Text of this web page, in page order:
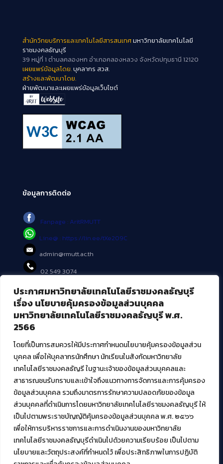
ประกาศมหาวิทยาลัยเทคโนโลยีราชมงคลธัญบุรี
เรื่อง นโยบายคุ้มครองข้อมูลส่วนบุคคล
มหาวิทยาลัยเทคโนโลยีราชมงคลธัญบุรี พ.ศ.
2566
โดยที่เป็นการสมควรให้มีประกาศกำหนดนโยบายคุ้มครองข้อมูลส่วน
บุคคล เพื่อให้บุคลากรนักศึกษา นักเรียนในสังกัดมหาวิทยาลัย
เทคโนโลยีราชมงคลธัญรี ในฐานะเจ้าของข้อมูลส่วนบุคคลและ
สาธารณชนรับทราบและเข้าใจถึงแนวทางการจัดการและการคุ้มครอง
ข้อมูลส่วนบุคคล รวมถึงมาตรการรักษาความปลอดภัยของข้อมูล
ส่วนบุคคลที่ดำเนินการโดยมหาวิทยาลัยเทคโนโลยีราชมงคลธัญบุรี ให้
เป็นไปตามพระราชบัญญัติคุ้มครองข้อมูลส่วนบุคคล พ.ศ. ๒๕๖๖
เพื่อให้การบริหารราชการและการดำเนินงานของมหาวิทยาลัย
เทคโนโลยีราชมงคลธัญบุรีดำเนินไปด้วยความเรียบร้อย เป็นไปตาม
นโยบายและวัตถุประสงค์ที่กำหนดไว้ เพื่อประสิทธิภาพในการปฏิบัติ
สำนักวิทยบริการและเทคโนโลยีสารสนเทศมหาวิทยาลัยเทคโนโลยี
ราชมงคลธัญบุรี
39 หมู่ที่ 1 ตำบลคลองหก อำเภอคลองหลวง จังหวัดปทุมธานี 12120
เผยแพร่ข้อมูลโดย.บุคลากร สวส.
สร้างและพัฒนาโดย.
ฝ่ายพัฒนาและเผยแพร่ข้อมูลเว็บไซต์
ข้อมูลการติดต่อ
Fanpage : AritRMUTT
Line@ : https://lin.ee/tXe209C
admin@rmutt.ac.th
02 549 3074
บริการอื่นๆ ของ สวส.
ศูนย์สื่อดิจิทัล
ศูนย์นวัตกรรมและความรู้
สมัยใหม่ (MoSeC)
งานบริการวิชาการให้กับหน่วยงานภายนอก
โครงการส่งเสริมและพัฒนาผู้ประกอบการ SME โดย. มทร.ธัญบุรี
กิจกรรมการเชื่อมโยงเครือข่ายผู้ให้บริการเครื่องจักรกลทางการ
เกษตร ภายใต้โครงการส่งเสริมการรแปรรูปสินค้าเกษตรระดับชุมชน
กรมส่งเสริมอุตสาหกรรม
โครงการยกระดับเศรษฐกิจและสังคมรายตำบลแบบบูรณาการ (1
ตำบล 1 มหาวิทยาลัย)